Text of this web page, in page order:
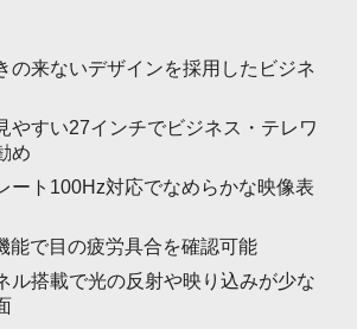
の来ないデザインを採用したビジネ
やすい27インチでビジネス・テレワ
め
ート100Hz対応でなめらかな映像表
能で目の疲労具合を確認可能
ル搭載で光の反射や映り込みが少な